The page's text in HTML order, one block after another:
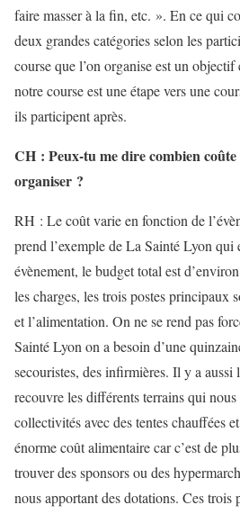
faire masser à la fin, etc. ». En ce qui
deux grandes catégories selon les
course que l’on organise est un
notre course est une étape vers une
ils participent après.
CH : Peux-tu me dire combien coûte
organiser ?
RH : Le coût varie en fonction de
prend l’exemple de La Sainté Lyon qui
évènement, le budget total est
les charges, les trois postes principaux
et l’alimentation. On ne se rend pas
Sainté Lyon on a besoin d’une
secouristes, des infirmières. Il y a aussi
recouvre les différents terrains qui nous
collectivités avec des tentes chauffées
énorme coût alimentaire car c’est de
trouver des sponsors ou des
nous apportant des dotations. Ces trois